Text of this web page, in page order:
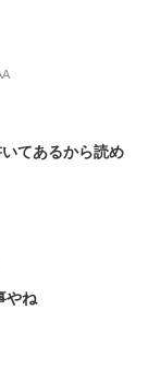
てあるから読め
やね